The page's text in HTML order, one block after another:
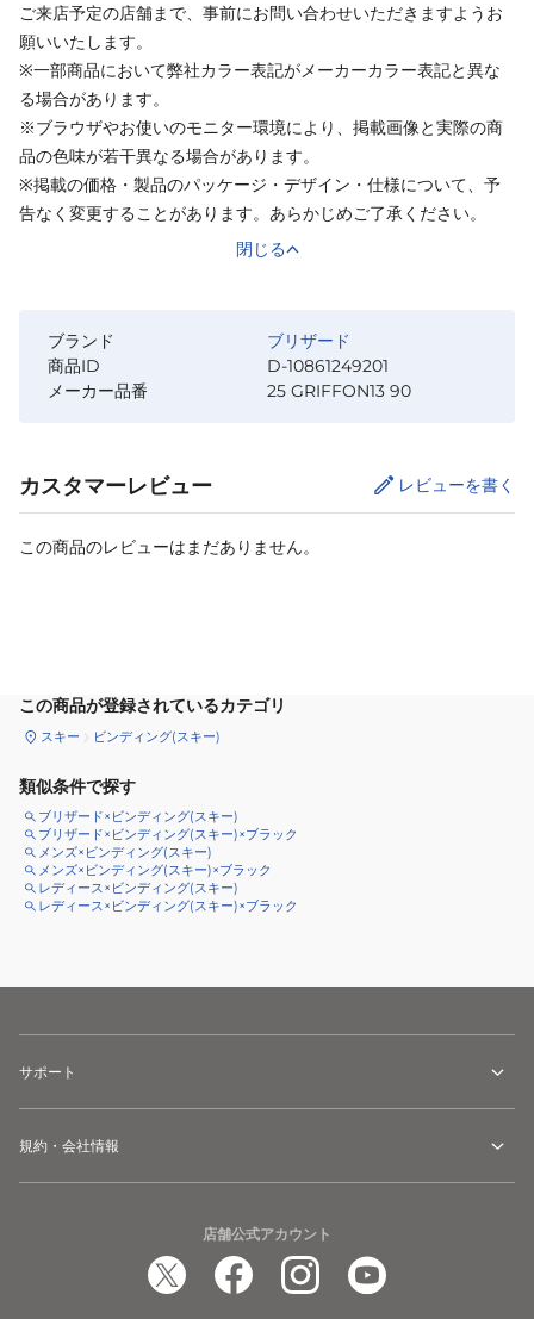
ご来店予定の店舗まで、事前にお問い合わせいただきますようお
願いいたします。
※一部商品において弊社カラー表記がメーカーカラー表記と異な
る場合があります。
※ブラウザやお使いのモニター環境により、掲載画像と実際の商
品の色味が若干異なる場合があります。
※掲載の価格・製品のパッケージ・デザイン・仕様について、予
告なく変更することがあります。あらかじめご了承ください。
閉じる
ブランド
ブリザード
商品ID
D-10861249201
メーカー品番
25 GRIFFON13 90
カスタマーレビュー レビューを書く
この商品のレビューはまだありません。
この商品が登録されているカテゴリ
スキー ビンディング(スキー)
類似条件で探す
ブリザード×ビンディング(スキー)
ブリザード×ビンディング(スキー)×ブラック
メンズ×ビンディング(スキー)
メンズ×ビンディング(スキー)×ブラック
レディース×ビンディング(スキー)
レディース×ビンディング(スキー)×ブラック
サポート
規約・会社情報
店舗公式アカウント